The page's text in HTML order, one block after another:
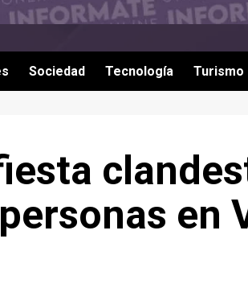
Sociedad Tecnología Turismo
en